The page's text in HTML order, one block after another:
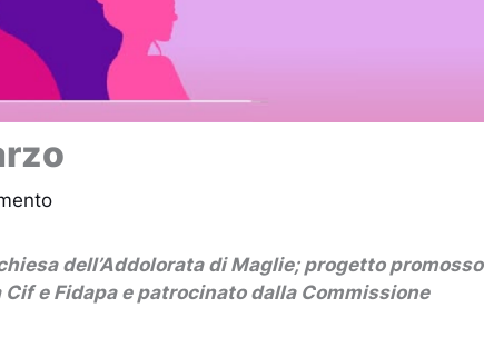
dell’Addolorata di Maglie; progetto promosso
e Fidapa e patrocinato dalla Commissione